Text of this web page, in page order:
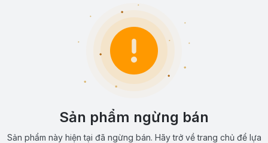
Sản phẩm ngừng bán
Sản phẩm này hiện tại đã ngừng bán. Hãy trở về trang chủ để lựa